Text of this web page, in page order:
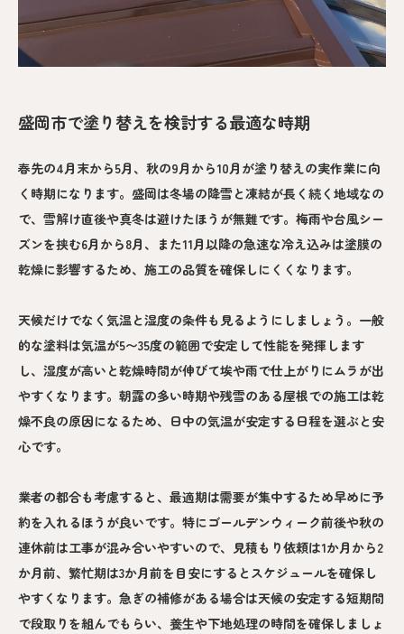
盛岡市で塗り替えを検討する最適な時期
春先の4月末から5月、秋の9月から10月が塗り替えの実作業に向
く時期になります。盛岡は冬場の降雪と凍結が長く続く地域なの
で、雪解け直後や真冬は避けたほうが無難です。梅雨や台風シー
ズンを挟む6月から8月、また11月以降の急速な冷え込みは塗膜の
乾燥に影響するため、施工の品質を確保しにくくなります。
天候だけでなく気温と湿度の条件も見るようにしましょう。一般
的な塗料は気温が5〜35度の範囲で安定して性能を発揮します
し、湿度が高いと乾燥時間が伸びて埃や雨で仕上がりにムラが出
やすくなります。朝露の多い時期や残雪のある屋根での施工は乾
燥不良の原因になるため、日中の気温が安定する日程を選ぶと安
心です。
業者の都合も考慮すると、最適期は需要が集中するため早めに予
約を入れるほうが良いです。特にゴールデンウィーク前後や秋の
連休前は工事が混み合いやすいので、見積もり依頼は1か月から2
か月前、繁忙期は3か月前を目安にするとスケジュールを確保し
やすくなります。急ぎの補修がある場合は天候の安定する短期間
で段取りを組んでもらい、養生や下地処理の時間を確保しましょ